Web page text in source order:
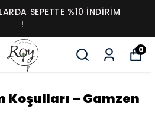
SEPETTE %10 İNDIRIM
!
0
Koşulları – Gamzen